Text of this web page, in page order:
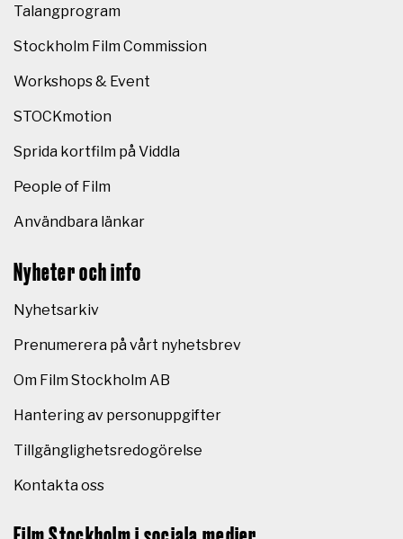
Talangprogram
Stockholm Film Commission
Workshops & Event
STOCKmotion
Sprida kortfilm på Viddla
People of Film
Användbara länkar
Nyheter och info
Nyhetsarkiv
Prenumerera på vårt nyhetsbrev
Om Film Stockholm AB
Hantering av personuppgifter
Tillgänglighetsredogörelse
Kontakta oss